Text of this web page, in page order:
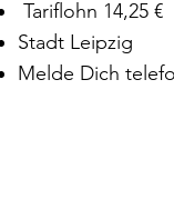
Tariflohn 14,25 €
Stadt Leipzig
Melde Dich